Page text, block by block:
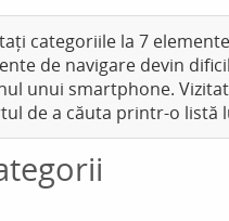
categoriile la 7
de navigare devin
unui smartphone.
de a căuta printr-o listă